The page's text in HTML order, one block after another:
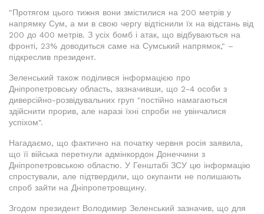
"Протягом цього тижня вони змістилися на 200 метрів у
напрямку Сум, а ми в свою чергу відтіснили їх на відстань від
200 до 400 метрів. З усіх бомб і атак, що відбуваються на
фронті, 23% доводиться саме на Сумський напрямок," –
підкреслив президент.
Зеленський також поділився інформацією про
Дніпропетровську область, зазначивши, що 2-4 особи з
диверсійно-розвідувальних груп "постійно намагаються
здійснити прорив, але наразі їхні спроби не увінчалися
успіхом".
Нагадаємо, що фактично на початку червня росія заявила,
що її війська перетнули адмінкордон Донеччини з
Дніпропетровською областю. У Генштабі ЗСУ цю інформацію
спростували, але підтвердили, що окупанти не полишають
спроб зайти на Дніпропетровщину.
Згодом президент Володимир Зеленський зазначив, що для